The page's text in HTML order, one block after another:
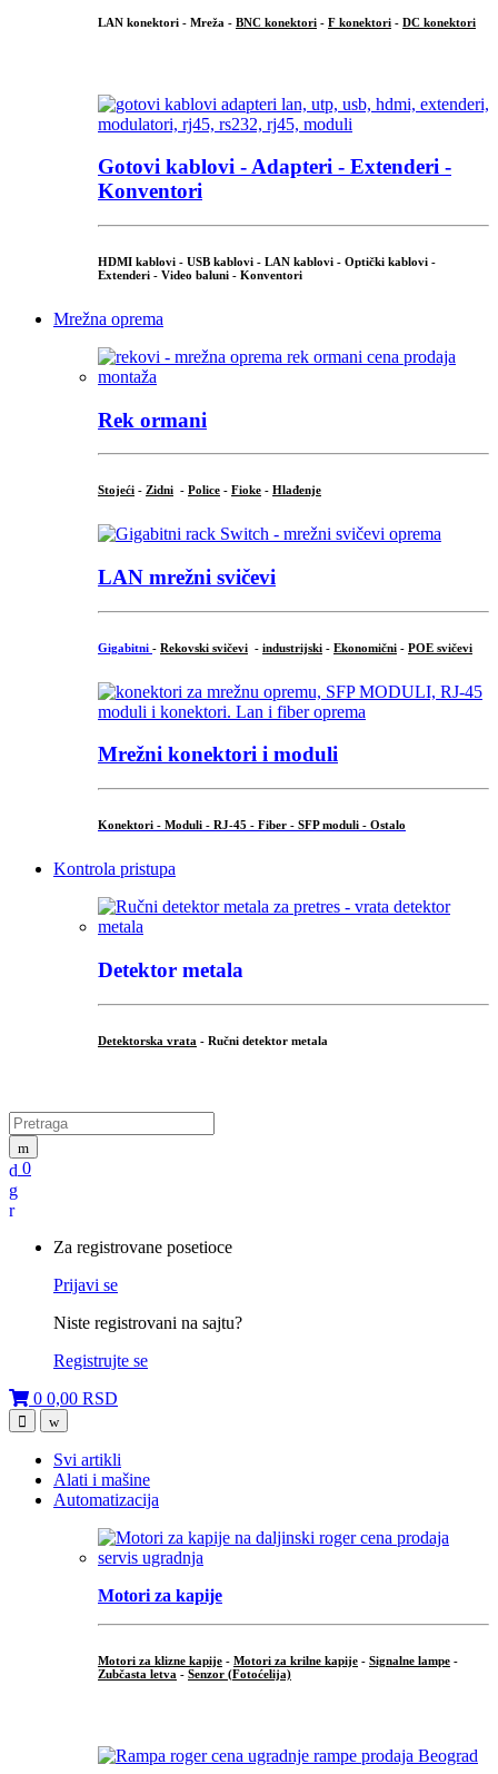
LAN konektori - Mreža - BNC konektori - F konektori - DC konektori
Gotovi kablovi - Adapteri - Extenderi -
Konventori
HDMI kablovi - USB kablovi - LAN kablovi - Optički kablovi -
Extenderi - Video baluni - Konventori
Mrežna oprema
Rek ormani
Stojeći - Zidni - Police - Fioke - Hlađenje
LAN mrežni svičevi
Gigabitni - Rekovski svičevi - industrijski - Ekonomični - POE svičevi
Mrežni konektori i moduli
Konektori - Moduli - RJ-45 - Fiber - SFP moduli - Ostalo
Kontrola pristupa
Detektor metala
Detektorska vrata - Ručni detektor metala
Search for:
0
My
Za registrovane posetioce
Prijavi se
Niste registrovani na sajtu?
Registrujte se
0 0,00 RSD
OpenClose
Svi artikli
Alati i mašine
Automatizacija
Motori za kapije
Motori za klizne kapije - Motori za krilne kapije - Signalne lampe -
Zubčasta letva - Senzor (Fotoćelija)